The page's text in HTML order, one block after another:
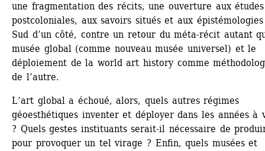
une fragmentation des récits, une ouverture aux études
postcoloniales, aux savoirs situés et aux
Sud d’un côté, contre un retour du méta-récit autant
musée global (comme nouveau musée universel) et le
déploiement de la world art history comme
de l’autre.
L’art global a échoué, alors, quels autres régimes
géoesthétiques inventer et déployer dans les années à
? Quels gestes instituants serait-il nécessaire de
pour provoquer un tel virage ? Enfin, quels musées et